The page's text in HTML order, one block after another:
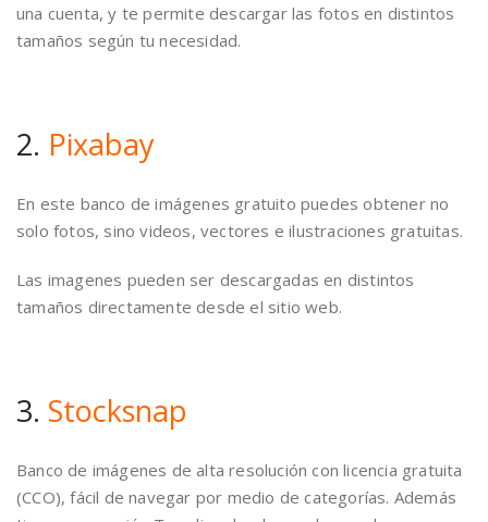
una cuenta, y te permite descargar las fotos en distintos
tamaños según tu necesidad.
2. Pixabay
En este banco de imágenes gratuito puedes obtener no
solo fotos, sino videos, vectores e ilustraciones gratuitas.
Las imagenes pueden ser descargadas en distintos
tamaños directamente desde el sitio web.
3. Stocksnap
Banco de imágenes de alta resolución con licencia gratuita
(CCO), fácil de navegar por medio de categorías. Además